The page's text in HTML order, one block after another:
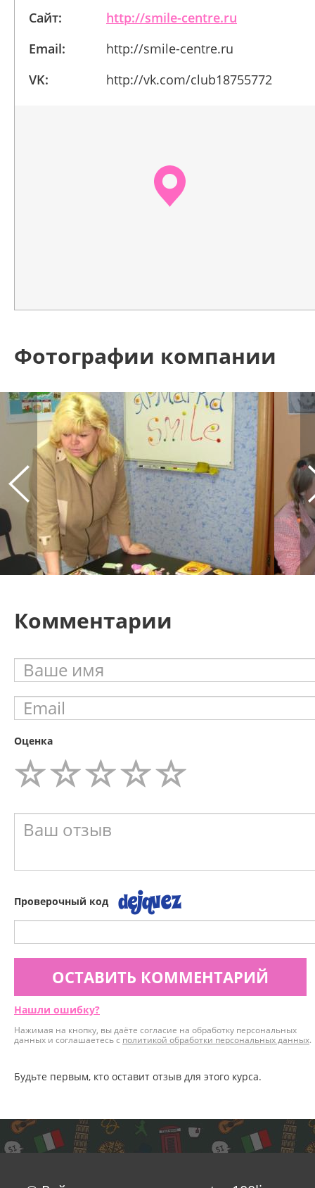
Сайт:
http://smile-centre.ru
Email:
http://smile-centre.ru
VK:
http://vk.com/club18755772
Фотографии компании
Комментарии
Оценка
Проверочный код
ОСТАВИТЬ КОММЕНТАРИЙ
Нашли ошибку?
Нажимая на кнопку, вы даёте согласие на обработку персональных
данных и соглашаетесь с политикой обработки персональных данных.
Будьте первым, кто оставит отзыв для этого курса.